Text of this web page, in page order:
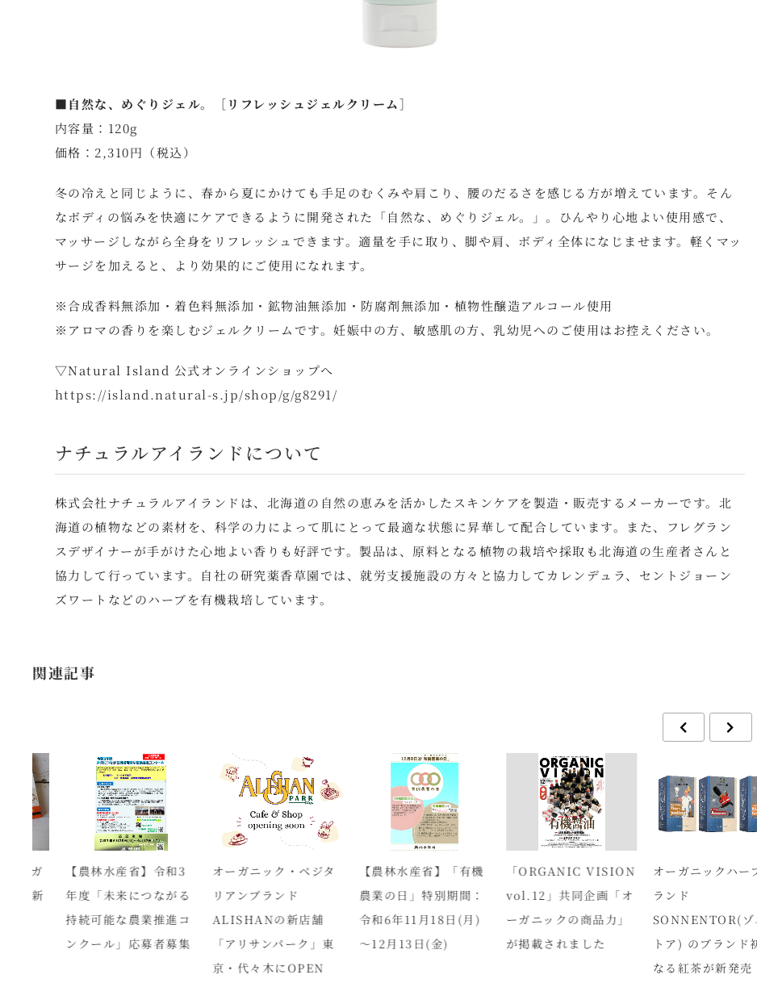
■自然な、めぐりジェル。［リフレッシュジェルクリーム］
内容量：120g
価格：2,310円（税込）
冬の冷えと同じように、春から夏にかけても手足のむくみや肩こり、腰のだるさを感じる方が増えています。そん
なボディの悩みを快適にケアできるように開発された「自然な、めぐりジェル。」。ひんやり心地よい使用感で、
マッサージしながら全身をリフレッシュできます。適量を手に取り、脚や肩、ボディ全体になじませます。軽くマッ
サージを加えると、より効果的にご使用になれます。
※合成香料無添加・着色料無添加・鉱物油無添加・防腐剤無添加・植物性醸造アルコール使用
※アロマの香りを楽しむジェルクリームです。妊娠中の方、敏感肌の方、乳幼児へのご使用はお控えください。
▽Natural Island 公式オンラインショップへ
https://island.natural-s.jp/shop/g/g8291/
ナチュラルアイランドについて
株式会社ナチュラルアイランドは、北海道の自然の恵みを活かしたスキンケアを製造・販売するメーカーです。北
海道の植物などの素材を、科学の力によって肌にとって最適な状態に昇華して配合しています。また、フレグラン
スデザイナーが手がけた心地よい香りも好評です。製品は、原料となる植物の栽培や採取も北海道の生産者さんと
協力して行っています。自社の研究薬香草園では、就労支援施設の方々と協力してカレンデュラ、セントジョーン
ズワートなどのハーブを有機栽培しています。
関連記事
【農林水産省】令和3
年度「未来につながる
持続可能な農業推進コ
ンクール」応募者募集
オーガニック・ベジタ
リアンブランド
ALISHANの新店舗
「アリサンパーク」東
京・代々木にOPEN
【農林水産省】「有機
農業の日」特別期間：
令和6年11月18日(月)
～12月13日(金)
「ORGANIC VISION
vol.12」共同企画「オ
ーガニックの商品力」
が掲載されました
オーガニックハーブブ
ランド
SONNENTOR(ゾネン
トア) のブランド初と
なる紅茶が新発売